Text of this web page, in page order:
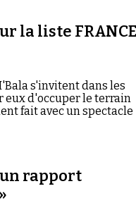
la liste FRANCE
s'invitent dans les
eux d'occuper le terrain
fait avec un spectacle
rapport